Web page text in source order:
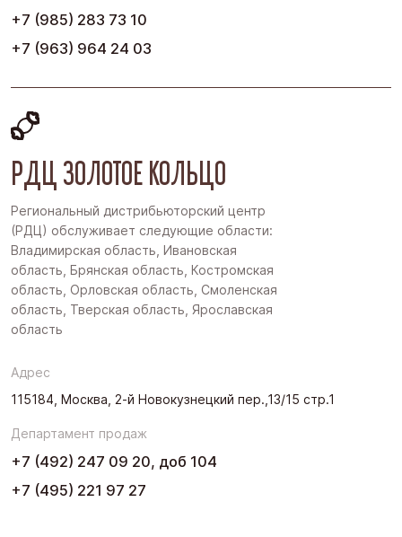
+7 (985) 283 73 10
+7 (963) 964 24 03
РДЦ ЗОЛОТОЕ КОЛЬЦО
Региональный дистрибьюторский центр
(РДЦ) обслуживает следующие области:
Владимирская область, Ивановская
область, Брянская область, Костромская
область, Орловская область, Смоленская
область, Тверская область, Ярославская
область
Адрес
115184, Москва, 2-й Новокузнецкий пер.,13/15 стр.1
Департамент продаж
+7 (492) 247 09 20, доб 104
+7 (495) 221 97 27